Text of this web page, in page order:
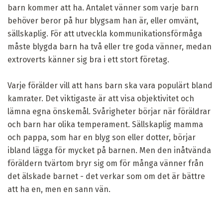
barn kommer att ha. Antalet vänner som varje barn
behöver beror på hur blygsam han är, eller omvänt,
sällskaplig. För att utveckla kommunikationsförmåga
måste blygda barn ha två eller tre goda vänner, medan
extroverts känner sig bra i ett stort företag.
Varje förälder vill att hans barn ska vara populärt bland
kamrater. Det viktigaste är att visa objektivitet och
lämna egna önskemål. Svårigheter börjar när föräldrar
och barn har olika temperament. Sällskaplig mamma
och pappa, som har en blyg son eller dotter, börjar
ibland lägga för mycket på barnen. Men den inåtvända
föräldern tvärtom bryr sig om för många vänner från
det älskade barnet - det verkar som om det är bättre
att ha en, men en sann vän.